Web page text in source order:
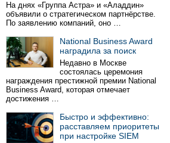
На днях «Группа Астра» и «Аладдин»
объявили о стратегическом партнёрстве.
По заявлению компаний, оно …
National Business Award
наградила за поиск
Недавно в Москве
состоялась церемония
награждения престижной премии National
Business Award, которая отмечает
достижения …
Быстро и эффективно:
расставляем приоритеты
при настройке SIEM